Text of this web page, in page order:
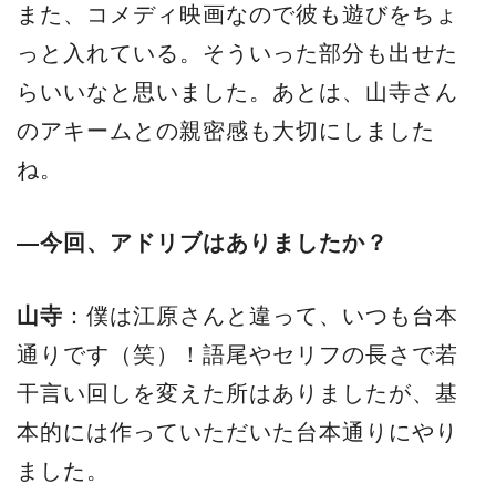
また、コメディ映画なので彼も遊びをちょ
っと入れている。そういった部分も出せた
らいいなと思いました。あとは、山寺さん
のアキームとの親密感も大切にしました
ね。
―今回、アドリブはありましたか？
山寺 ：僕は江原さんと違って、いつも台本
通りです（笑）！語尾やセリフの長さで若
干言い回しを変えた所はありましたが、基
本的には作っていただいた台本通りにやり
ました。